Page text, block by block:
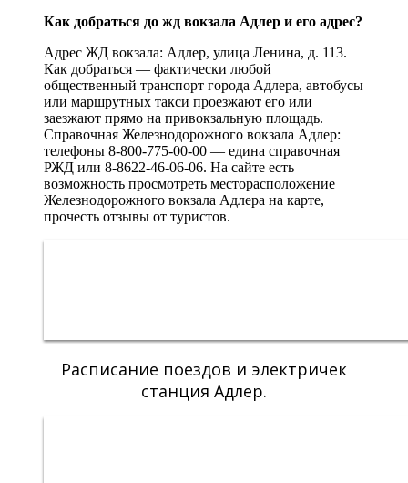
Как добраться до жд вокзала Адлер и его адрес?
Адрес ЖД вокзала: Адлер, улица Ленина, д. 113.
Как добраться — фактически любой
общественный транспорт города Адлера, автобусы
или маршрутных такси проезжают его или
заезжают прямо на привокзальную площадь.
Справочная Железнодорожного вокзала Адлер:
телефоны 8-800-775-00-00 — едина справочная
РЖД или 8-8622-46-06-06. На сайте есть
возможность просмотреть месторасположение
Железнодорожного вокзала Адлера на карте,
прочесть отзывы от туристов.
Расписание поездов и электричек
станция Адлер.